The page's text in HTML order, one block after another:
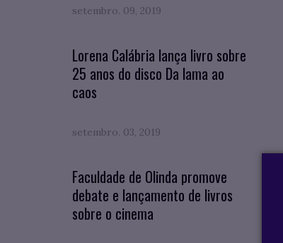
setembro. 09, 2019
Lorena Calábria lança livro sobre
25 anos do disco Da lama ao
caos
setembro. 03, 2019
Faculdade de Olinda promove
debate e lançamento de livros
sobre o cinema